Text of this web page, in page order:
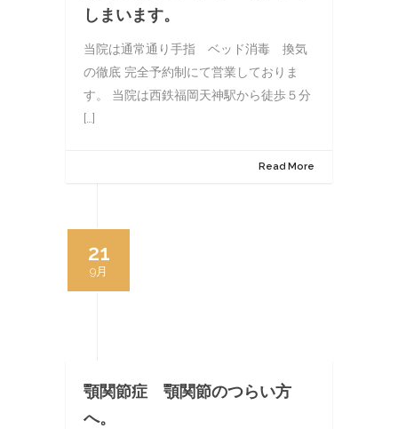
しまいます。
当院は通常通り手指 ベッド消毒 換気
の徹底 完全予約制にて営業しておりま
す。 当院は西鉄福岡天神駅から徒歩５分
[…]
Read More
21
9月
顎関節症 顎関節のつらい方
へ。